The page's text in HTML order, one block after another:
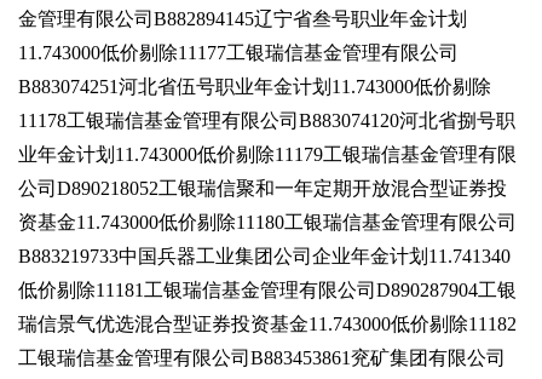
金管理有限公司B882894145辽宁省叁号职业年金计划
11.743000低价剔除11177工银瑞信基金管理有限公司
B883074251河北省伍号职业年金计划11.743000低价剔除
11178工银瑞信基金管理有限公司B883074120河北省捌号职
业年金计划11.743000低价剔除11179工银瑞信基金管理有限
公司D890218052工银瑞信聚和一年定期开放混合型证券投
资基金11.743000低价剔除11180工银瑞信基金管理有限公司
B883219733中国兵器工业集团公司企业年金计划11.741340
低价剔除11181工银瑞信基金管理有限公司D890287904工银
瑞信景气优选混合型证券投资基金11.743000低价剔除11182
工银瑞信基金管理有限公司B883453861兖矿集团有限公司